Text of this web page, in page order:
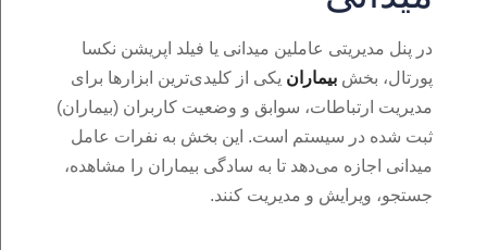
در پنل مدیریتی عاملین میدانی یا فیلد اپریشن نکسا
پورتال، بخش بیماران یکی از کلیدی‌ترین ابزارها برای
مدیریت ارتباطات، سوابق و وضعیت کاربران (بیماران)
ثبت‌ شده در سیستم است. این بخش به نفرات عامل
میدانی اجازه می‌دهد تا به‌ سادگی بیماران را مشاهده،
جستجو، ویرایش و مدیریت کنند.